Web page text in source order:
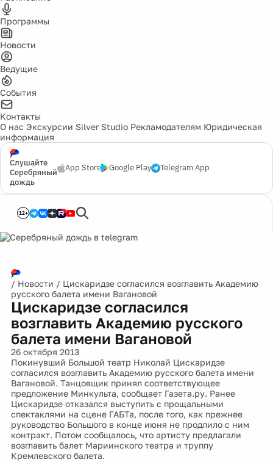
Программы
Новости
Ведущие
События
Контакты
О нас Экскурсии Silver Studio Рекламодателям Юридическая
информация
Слушайте
Серебряный
дождь
App Store Google Play Telegram App
12+
/ Новости / Цискаридзе согласился возглавить Академию
русского балета имени Вагановой
Цискаридзе согласился
возглавить Академию русского
балета имени Вагановой
26 октября 2013
Покинувший Большой театр Николай Цискаридзе
согласился возглавить Академию русского балета имени
Вагановой. Танцовщик принял соответствующее
предложение Минкульта, сообщает Газета.ру. Ранее
Цискаридзе отказался выступить с прощальными
спектаклями на сцене ГАБТа, после того, как прежнее
руководство Большого в конце июня не продлило с ним
контракт. Потом сообщалось, что артисту предлагали
возглавить балет Мариинского театра и труппу
Кремлевского балета.